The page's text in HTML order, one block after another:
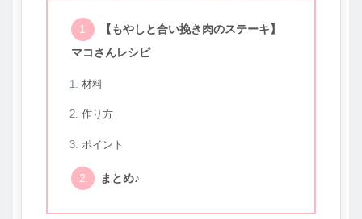
【もやしと合い挽き肉のステーキ】
マコさんレシピ
材料
作り方
ポイント
まとめ♪